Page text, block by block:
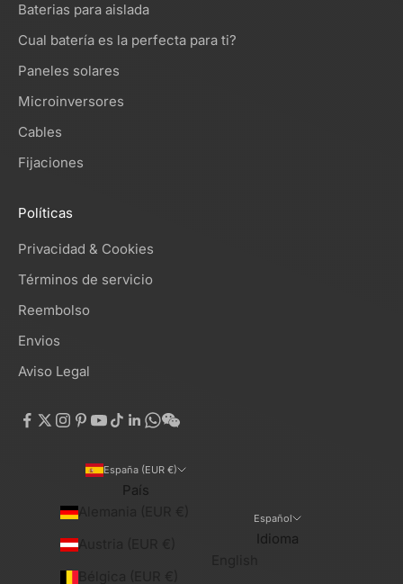
Baterias para aislada
Cual batería es la perfecta para ti?
Paneles solares
Microinversores
Cables
Fijaciones
Políticas
Privacidad & Cookies
Términos de servicio
Reembolso
Envios
Aviso Legal
España (EUR €)
País
Español
Idioma